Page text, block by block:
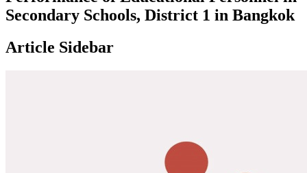
Secondary Schools, District 1 in Bangkok
Article Sidebar